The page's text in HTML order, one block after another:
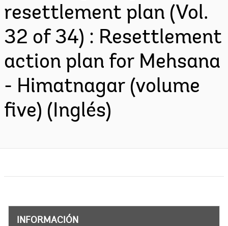
resettlement plan (Vol.
32 of 34) : Resettlement
action plan for Mehsana
- Himatnagar (volume
five) (Inglés)
INFORMACIÓN